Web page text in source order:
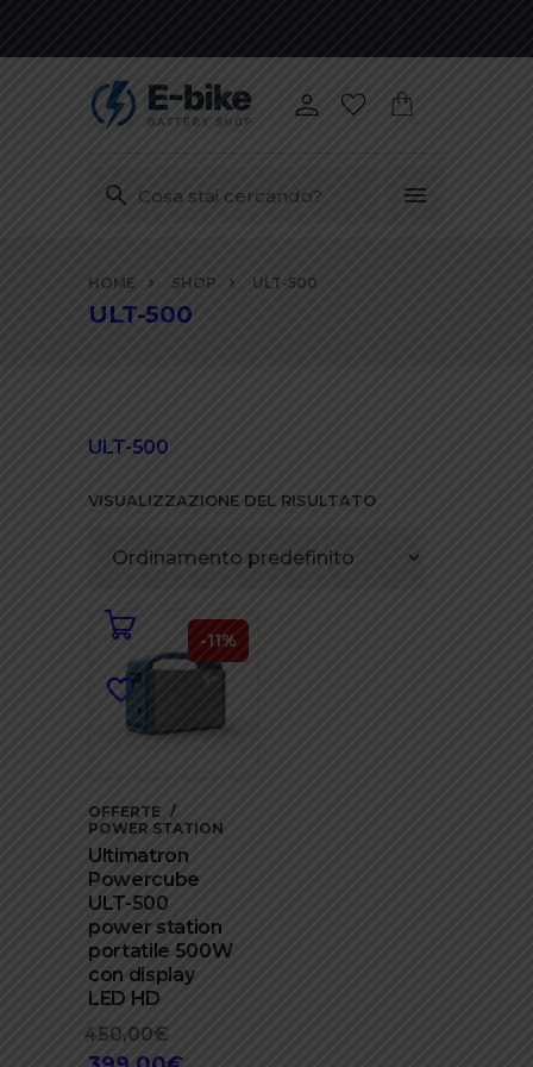
contenuti
HOME SHOP ULT-500
ULT-500
ULT-500
VISUALIZZAZIONE DEL RISULTATO
-11%
OFFERTE
POWER STATION
Ultimatron
Powercube
ULT-500
power station
portatile 500W
con display
LED HD
450,00€